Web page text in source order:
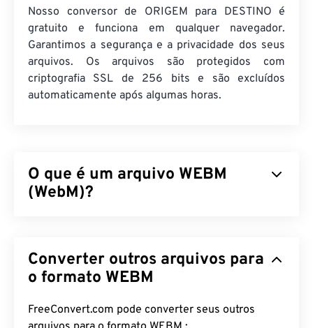
Nosso conversor de ORIGEM para DESTINO é
gratuito e funciona em qualquer navegador.
Garantimos a segurança e a privacidade dos seus
arquivos. Os arquivos são protegidos com
criptografia SSL de 256 bits e são excluídos
automaticamente após algumas horas.
O que é um arquivo WEBM
(WebM)?
Especificamente, foi projetado para ser compatível
com HTML5, originalmente. Ele suporta capítulos,
streaming, anexos, codecs 3D, contêineres 3D e
Converter outros arquivos para
o formato WEBM
FreeConvert.com pode converter seus outros